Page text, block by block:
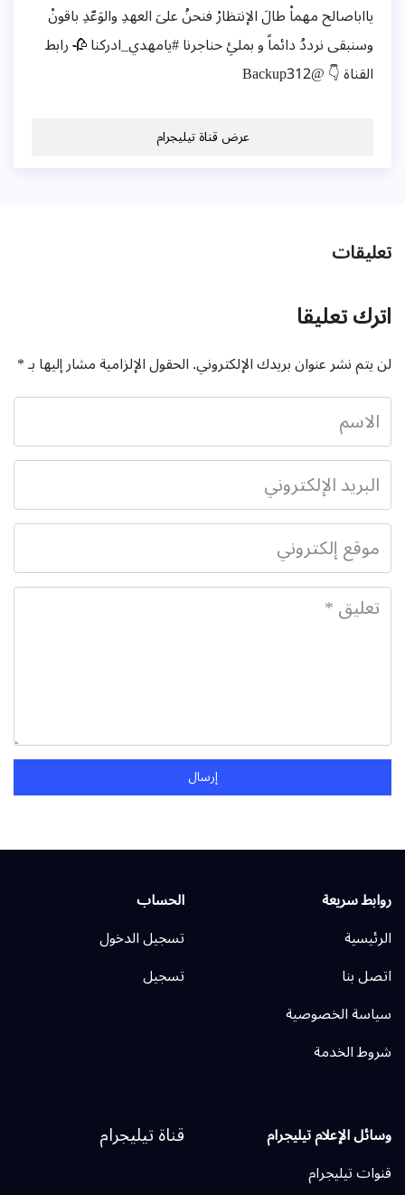
يااباصالح مهماْ طالَ الإنتظارْ فنحنُ علىَ العهدِ والوَعّدِ باقونْ
وسنبقى نرددُ دائماً و بملئِ حناجرنا #يامهدي_ادركنا 🥀 رابط
القناة 👇 @Backup312
عرض قناة تيليجرام
تعليقات
اترك تعليقا
لن يتم نشر عنوان بريدك الإلكتروني.الحقول الإلزامية مشار إليها بـ*
إرسال
روابط سريعة
الرئيسية
اتصل بنا
سياسة الخصوصية
شروط الخدمة
الحساب
تسجيل الدخول
تسجيل
وسائل الإعلام تيليجرام
قنوات تيليجرام
قناة تيليجرام